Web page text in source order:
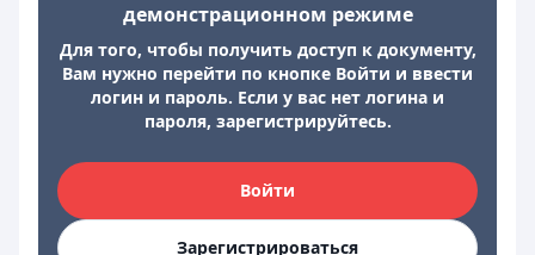
демонстрационном режиме
Для того, чтобы получить доступ к документу,
Вам нужно перейти по кнопке Войти и ввести
логин и пароль. Если у вас нет логина и
пароля, зарегистрируйтесь.
Войти
Зарегистрироваться